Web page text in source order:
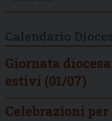
Giornata
estivi (01/07)
Celebrazioni